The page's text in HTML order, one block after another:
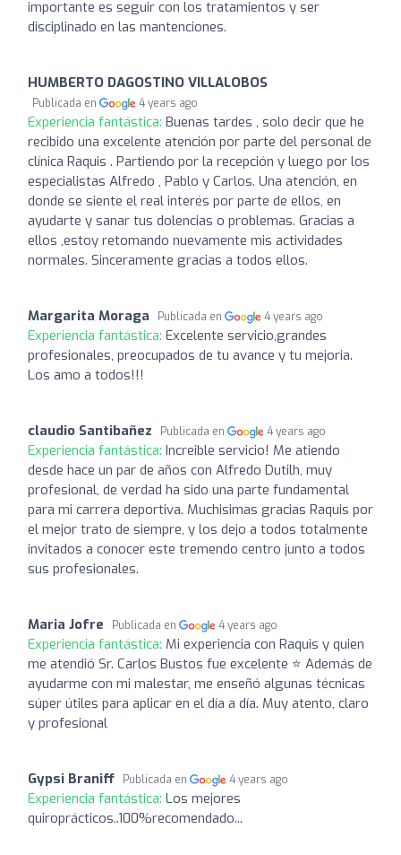
importante es seguir con los tratamientos y ser
disciplinado en las mantenciones.
HUMBERTO DAGOSTINO VILLALOBOS
Publicada en 4 years ago
Experiencia fantástica: Buenas tardes , solo decir que he
recibido una excelente atención por parte del personal de
clínica Raquis . Partiendo por la recepción y luego por los
especialistas Alfredo , Pablo y Carlos. Una atención, en
donde se siente el real interés por parte de ellos, en
ayudarte y sanar tus dolencias o problemas. Gracias a
ellos ,estoy retomando nuevamente mis actividades
normales. Sinceramente gracias a todos ellos.
Margarita Moraga Publicada en 4 years ago
Experiencia fantástica: Excelente servicio,grandes
profesionales, preocupados de tu avance y tu mejoria.
Los amo a todos!!!
claudio Santibañez Publicada en 4 years ago
Experiencia fantástica: Increible servicio! Me atiendo
desde hace un par de años con Alfredo Dutilh, muy
profesional, de verdad ha sido una parte fundamental
para mi carrera deportiva. Muchisimas gracias Raquis por
el mejor trato de siempre, y los dejo a todos totalmente
invitados a conocer este tremendo centro junto a todos
sus profesionales.
Maria Jofre Publicada en 4 years ago
Experiencia fantástica: Mi experiencia con Raquis y quien
me atendió Sr. Carlos Bustos fue excelente ⭐️ Además de
ayudarme con mi malestar, me enseñó algunas técnicas
súper útiles para aplicar en el día a día. Muy atento, claro
y profesional
Gypsi Braniff Publicada en 4 years ago
Experiencia fantástica: Los mejores
quiroprácticos..100%recomendado...